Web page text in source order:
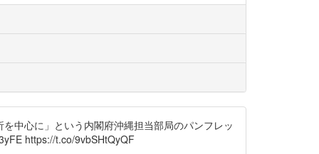
中心に」という内閣府沖縄担当部局のパンフレッ
https://t.co/9vbSHtQyQF